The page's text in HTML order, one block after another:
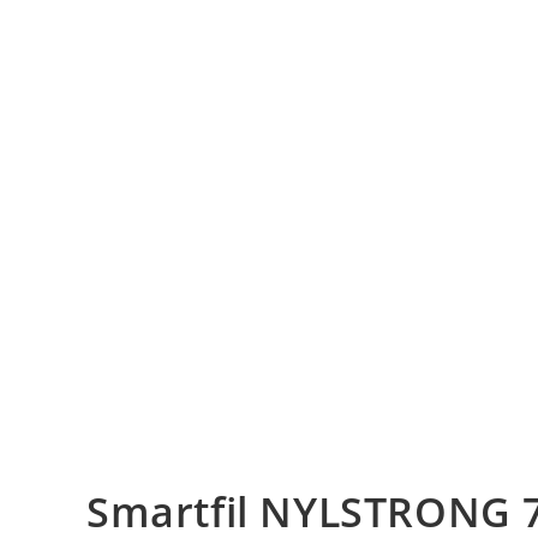
Smartfil NYLSTRONG